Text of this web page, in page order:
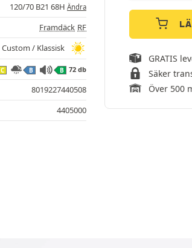
GRATIS
Säker
Över 500
120/70 B21 68H Ändra
Framdäck RF
Custom / Klassisk
C B B 72 db
8019227440508
4405000